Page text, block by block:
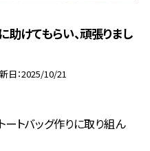
けてもらい、頑張りまし
日 2025/10/21
ートバッグ作りに取り組ん